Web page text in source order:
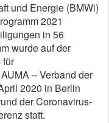
und Energie (BMWi)
2021
in 56
wurde auf der
für
– Verband der
2020 in Berlin
der Coronavirus-
statt.